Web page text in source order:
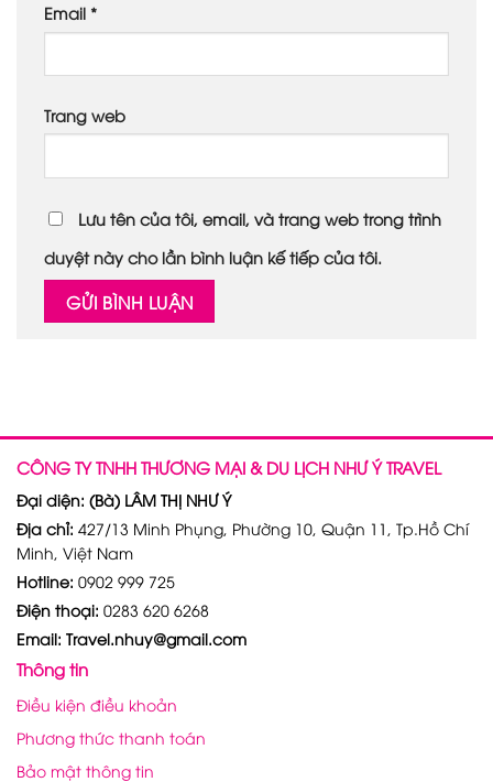
Email *
Trang web
Lưu tên của tôi, email, và trang web trong trình
duyệt này cho lần bình luận kế tiếp của tôi.
CÔNG TY TNHH THƯƠNG MẠI & DU LỊCH NHƯ Ý TRAVEL
Đại diện: (Bà) LÂM THỊ NHƯ Ý
Địa chỉ: 427/13 Minh Phụng, Phường 10, Quận 11, Tp.Hồ Chí
Minh, Việt Nam
Hotline: 0902 999 725
Điện thoại: 0283 620 6268
Email: Travel.nhuy@gmail.com
Thông tin
Điều kiện điều khoản
Phương thức thanh toán
Bảo mật thông tin